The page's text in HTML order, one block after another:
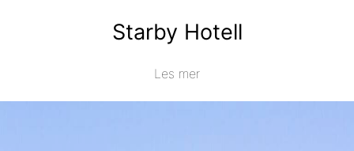
Starby Hotell
Les mer